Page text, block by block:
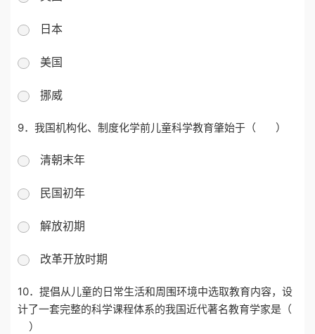
日本
美国
挪威
9． 我国机构化、制度化学前儿童科学教育肇始于（ ）
清朝末年
民国初年
解放初期
改革开放时期
10． 提倡从儿童的日常生活和周围环境中选取教育内容，设
计了一套完整的科学课程体系的我国近代著名教育学家是（
）